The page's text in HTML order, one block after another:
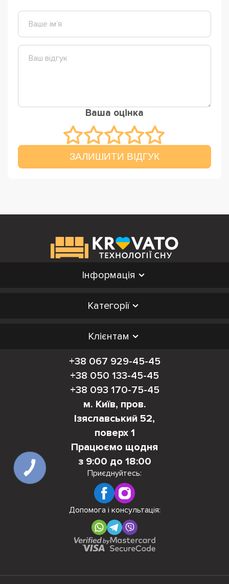
Ваша оцінка
ЗАЛИШИТИ ВІДГУК
Інформація
Категорії
Клієнтам
+38 067 929-45-45
+38 050 133-45-45
+38 093 170-75-45
м. Київ, пров.
Ізяславський 52,
поверх 1
Працюємо щодня
з 9:00 до 18:00
Приєднуйтесь:
Допомога і консультація:
КНОПКА
ЗВ'ЯЗКУ